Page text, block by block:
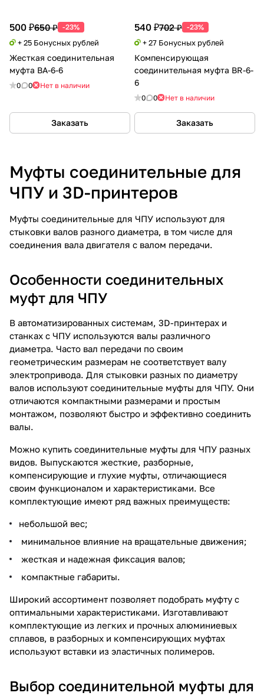
500 ₽650 ₽ -23%
+ 25 Бонусных рублей
Жесткая соединительная
муфта BA-6-6
0 0 Нет в наличии
Заказать
540 ₽702 ₽ -23%
+ 27 Бонусных рублей
Компенсирующая
соединительная муфта BR-6-
6
0 0 Нет в наличии
Заказать
Муфты соединительные для
ЧПУ и 3D-принтеров
Муфты соединительные для ЧПУ используют для
стыковки валов разного диаметра, в том числе для
соединения вала двигателя с валом передачи.
Особенности соединительных
муфт для ЧПУ
В автоматизированных системам, 3D-принтерах и
станках с ЧПУ используются валы различного
диаметра. Часто вал передачи по своим
геометрическим размерам не соответствует валу
электропривода. Для стыковки разных по диаметру
валов используют соединительные муфты для ЧПУ. Они
отличаются компактными размерами и простым
монтажом, позволяют быстро и эффективно соединить
валы.
Можно купить соединительные муфты для ЧПУ разных
видов. Выпускаются жесткие, разборные,
компенсирующие и глухие муфты, отличающиеся
своим функционалом и характеристиками. Все
комплектующие имеют ряд важных преимуществ:
небольшой вес;
минимальное влияние на вращательные движения;
жесткая и надежная фиксация валов;
компактные габариты.
Широкий ассортимент позволяет подобрать муфту с
оптимальными характеристиками. Изготавливают
комплектующие из легких и прочных алюминиевых
сплавов, в разборных и компенсирующих муфтах
используют вставки из эластичных полимеров.
Выбор соединительной муфты для